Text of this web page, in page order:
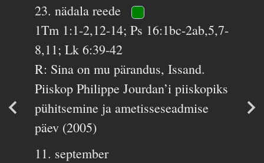
23. nädala reede
1Tm 1:1-2,12-14; Ps 16:1bc-2ab,5,7-
8,11; Lk 6:39-42
R: Sina on mu pärandus, Issand.
Piiskop Philippe Jourdan’i piiskopiks
pühitsemine ja ametisseseadmise
päev (2005)
11. september